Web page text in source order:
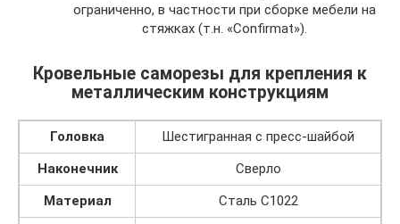
ограниченно, в частности при сборке мебели на
стяжках (т.н. «Confirmat»).
Кровельные саморезы для крепления к
металлическим конструкциям
Головка
Шестигранная с пресс-шайбой
Наконечник
Сверло
Материал
Сталь C1022